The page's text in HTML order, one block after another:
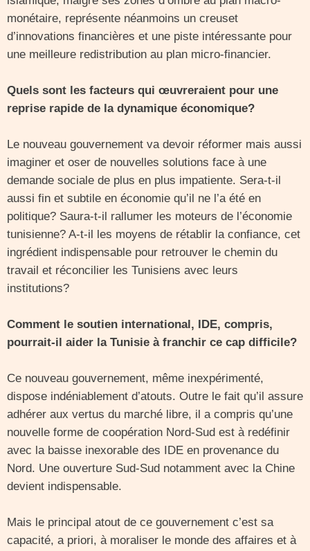
monétaire, représente néanmoins un creuset
d’innovations financières et une piste intéressante pour
une meilleure redistribution au plan micro-financier.
Quels sont les facteurs qui œuvreraient pour une
reprise rapide de la dynamique économique?
Le nouveau gouvernement va devoir réformer mais aussi
imaginer et oser de nouvelles solutions face à une
demande sociale de plus en plus impatiente. Sera-t-il
aussi fin et subtile en économie qu’il ne l’a été en
politique? Saura-t-il rallumer les moteurs de l’économie
tunisienne? A-t-il les moyens de rétablir la confiance, cet
ingrédient indispensable pour retrouver le chemin du
travail et réconcilier les Tunisiens avec leurs
institutions?
Comment le soutien international, IDE, compris,
pourrait-il aider la Tunisie à franchir ce cap difficile?
Ce nouveau gouvernement, même inexpérimenté,
dispose indéniablement d’atouts. Outre le fait qu’il assure
adhérer aux vertus du marché libre, il a compris qu’une
nouvelle forme de coopération Nord-Sud est à redéfinir
avec la baisse inexorable des IDE en provenance du
Nord. Une ouverture Sud-Sud notamment avec la Chine
devient indispensable.
Mais le principal atout de ce gouvernement c’est sa
capacité, a priori, à moraliser le monde des affaires et à